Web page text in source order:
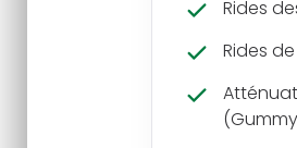
Rides
Rides